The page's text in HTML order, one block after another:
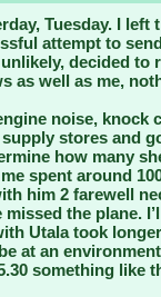
Tuesday. I
attempt to
decided to
as well as me,
noise, knock
stores and
how many
spent around
him 2 farewell
missed the plane.
Utala took
at an
something like